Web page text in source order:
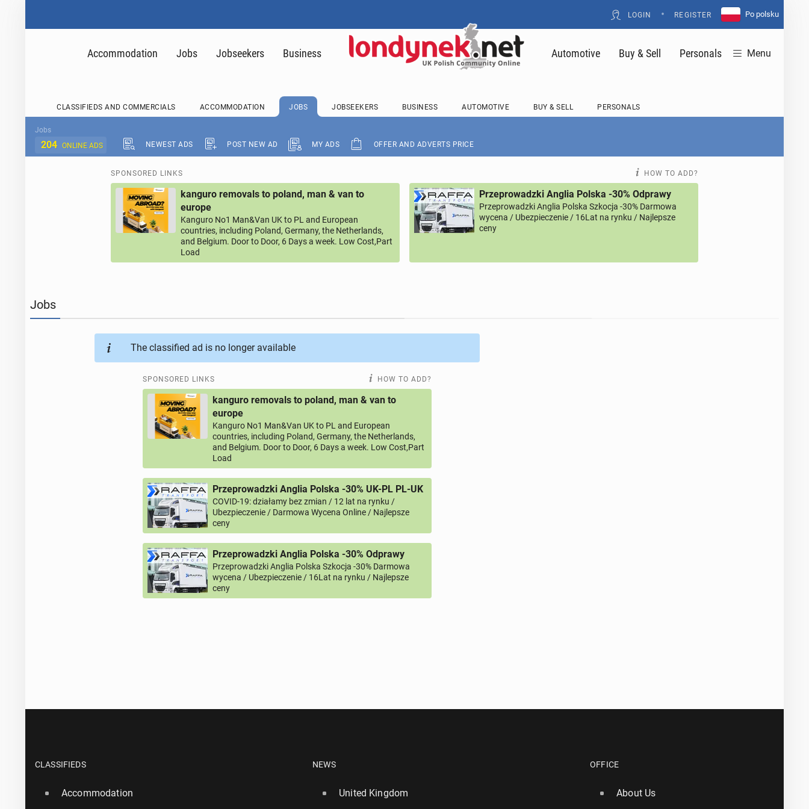
LOGIN • REGISTER Po polsku
Accommodation Jobs Jobseekers Business Automotive Buy & Sell Personals Menu
CLASSIFIEDS AND COMMERCIALS ACCOMMODATION JOBS JOBSEEKERS BUSINESS AUTOMOTIVE BUY & SELL PERSONALS
Jobs
204 ONLINE ADS NEWEST ADS POST NEW AD MY ADS OFFER AND ADVERTS PRICE
SPONSORED LINKS HOW TO ADD?
kanguro removals to poland, man & van to
europe
Kanguro No1 Man&Van UK to PL and European
countries, including Poland, Germany, the Netherlands,
and Belgium. Door to Door, 6 Days a week. Low Cost,Part
Load
Przeprowadzki Anglia Polska -30% Odprawy
Przeprowadzki Anglia Polska Szkocja -30% Darmowa
wycena / Ubezpieczenie / 16Lat na rynku / Najlepsze
ceny
Jobs
The classified ad is no longer available
SPONSORED LINKS HOW TO ADD?
kanguro removals to poland, man & van to
europe
Kanguro No1 Man&Van UK to PL and European
countries, including Poland, Germany, the Netherlands,
and Belgium. Door to Door, 6 Days a week. Low Cost,Part
Load
Przeprowadzki Anglia Polska -30% UK-PL PL-UK
COVID-19: działamy bez zmian / 12 lat na rynku /
Ubezpieczenie / Darmowa Wycena Online / Najlepsze
ceny
Przeprowadzki Anglia Polska -30% Odprawy
Przeprowadzki Anglia Polska Szkocja -30% Darmowa
wycena / Ubezpieczenie / 16Lat na rynku / Najlepsze
ceny
CLASSIFIEDS
Accommodation
NEWS
United Kingdom
OFFICE
About Us